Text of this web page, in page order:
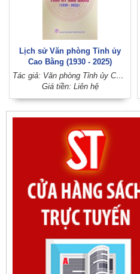
Lịch sử Văn phòng Tỉnh ủy
Cao Bằng (1930 - 2025)
Tác giả: Văn phòng Tỉnh ủy Cao Bằng (Ban Chấp hành Đảng bộ tỉnh Cao Bằng)
Giá tiền: Liên hệ